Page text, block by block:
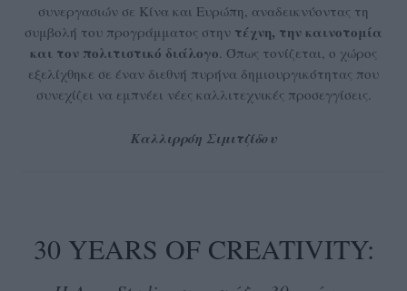
συνεργασιών σε Κίνα και Ευρώπη, αναδεικνύοντας τη
συμβολή του προγράμματος στην τέχνη, την καινοτομία
και τον πολιτιστικό διάλογο . Όπως τονίζεται, ο χώρος
εξελίχθηκε σε έναν διεθνή πυρήνα δημιουργικότητας που
συνεχίζει να εμπνέει νέες καλλιτεχνικές προσεγγίσεις.
Καλλιρρόη Σιμιτζίδου
30 YEARS OF CREATIVITY: